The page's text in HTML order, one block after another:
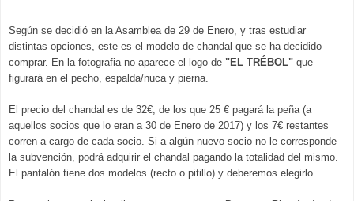
Según se decidió en la Asamblea de 29 de Enero, y tras estudiar
distintas opciones, este es el modelo de chandal que se ha decidido
comprar. En la fotografia no aparece el logo de "EL TRÉBOL" que
figurará en el pecho, espalda/nuca y pierna.
El precio del chandal es de 32€, de los que 25 € pagará la peña (a
aquellos socios que lo eran a 30 de Enero de 2017) y los 7€ restantes
corren a cargo de cada socio. Si a algún nuevo socio no le corresponde
la subvención, podrá adquirir el chandal pagando la totalidad del mismo.
El pantalón tiene dos modelos (recto o pitillo) y deberemos elegirlo.